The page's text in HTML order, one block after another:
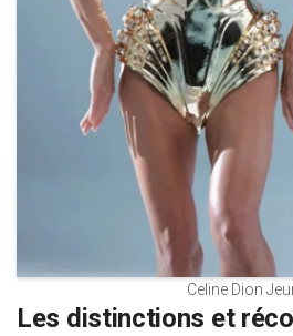
Celine Dion
Les distinctions et